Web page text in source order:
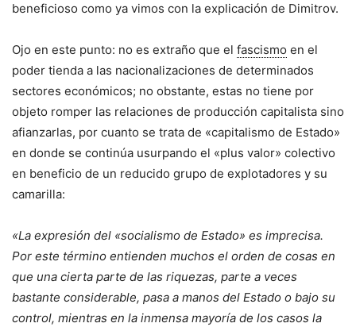
beneficioso como ya vimos con la explicación de Dimitrov.
Ojo en este punto: no es extraño que el fascismo en el
poder tienda a las nacionalizaciones de determinados
sectores económicos; no obstante, estas no tiene por
objeto romper las relaciones de producción capitalista sino
afianzarlas, por cuanto se trata de «capitalismo de Estado»
en donde se continúa usurpando el «plus valor» colectivo
en beneficio de un reducido grupo de explotadores y su
camarilla:
«La expresión del «socialismo de Estado» es imprecisa.
Por este término entienden muchos el orden de cosas en
que una cierta parte de las riquezas, parte a veces
bastante considerable, pasa a manos del Estado o bajo su
control, mientras en la inmensa mayoría de los casos la